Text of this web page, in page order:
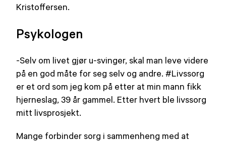
Kristoffersen.
Psykologen
-Selv om livet gjør u-svinger, skal man leve videre
på en god måte for seg selv og andre. #Livssorg
er et ord som jeg kom på etter at min mann fikk
hjerneslag, 39 år gammel. Etter hvert ble livssorg
mitt livsprosjekt.
Mange forbinder sorg i sammenheng med at